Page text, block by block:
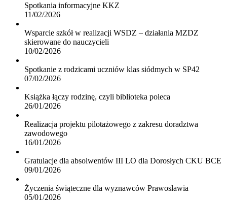
Spotkania informacyjne KKZ
11/02/2026
Wsparcie szkół w realizacji WSDZ – działania MZDZ
skierowane do nauczycieli
10/02/2026
Spotkanie z rodzicami uczniów klas siódmych w SP42
07/02/2026
Książka łączy rodzinę, czyli biblioteka poleca
26/01/2026
Realizacja projektu pilotażowego z zakresu doradztwa
zawodowego
16/01/2026
Gratulacje dla absolwentów III LO dla Dorosłych CKU BCE
09/01/2026
Życzenia świąteczne dla wyznawców Prawosławia
05/01/2026